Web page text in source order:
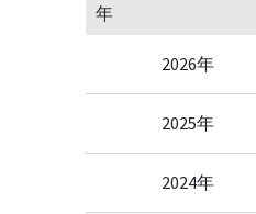
年
2026年
2025年
2024年